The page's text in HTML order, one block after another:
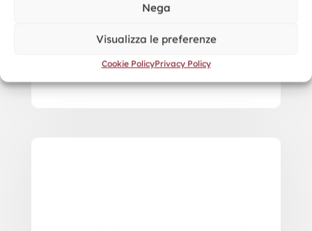
Nega
Visualizza le preferenze
Cookie PolicyPrivacy Policy